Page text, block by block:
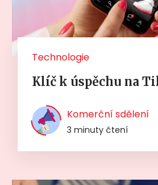
Technologie
Klíč k úspěchu na
Komerční sdělení
3 minuty čtení